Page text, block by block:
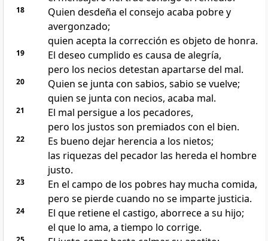
18
Quien desdeña el consejo acaba pobre y
avergonzado;
quien acepta la corrección es objeto de honra.
19
El deseo cumplido es causa de alegría,
pero los necios detestan apartarse del mal.
20
Quien se junta con sabios, sabio se vuelve;
quien se junta con necios, acaba mal.
21
El mal persigue a los pecadores,
pero los justos son premiados con el bien.
22
Es bueno dejar herencia a los nietos;
las riquezas del pecador las hereda el hombre
justo.
23
En el campo de los pobres hay mucha comida,
pero se pierde cuando no se imparte justicia.
24
El que retiene el castigo, aborrece a su hijo;
el que lo ama, a tiempo lo corrige.